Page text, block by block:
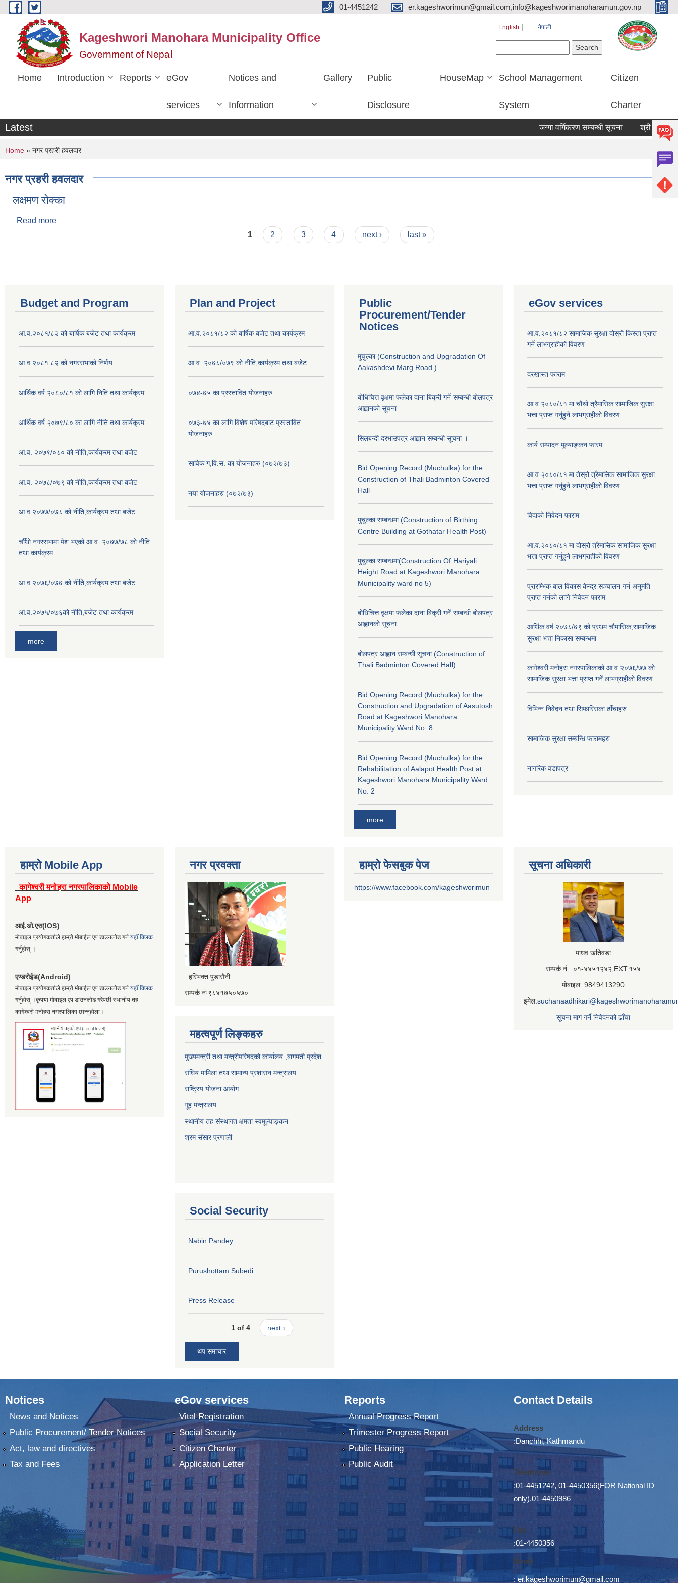
Skip to main content 01-4451242 er.kageshworimun@gmail.com,info@kageshworimanoharamun.gov.np
Kageshwori Manohara Municipality Office
Government of Nepal
English नेपाली
Home Introduction Reports eGov
services
Notices and
Information
Gallery Public
Disclosure
HouseMap School Management
System
Citizen
Charter
Latest जग्गा वर्गिकरण सम्बन्धी सूचना श्री सिद्दि गणेश
You are here
Home » नगर प्रहरी हवलदार
नगर प्रहरी हवलदार
लक्षमण रोक्का
Read more
1 2 3 4 next › last »
Budget and Program
आ.व.२०८१/८२ को बार्षिक बजेट तथा कार्यक्रम
आ.व.२०८१ ८२ को नगरसभाको निर्णय
आर्थिक वर्ष २०८०/८१ को लागि निति तथा कार्यक्रम
आर्थिक वर्ष २०७९/८० का लागि नीति तथा कार्यक्रम
आ.व. २०७९/०८० को नीति,कार्यक्रम तथा बजेट
आ.व. २०७८/०७९ को नीति,कार्यक्रम तथा बजेट
आ.व.२०७७/०७८ को नीति,कार्यक्रम तथा बजेट
चौँथो नगरसभामा पेश भएको आ.व. २०७७/७८ को नीति
तथा कार्यक्रम
आ.व २०७६/०७७ को नीति,कार्यक्रम तथा बजेट
आ.व.२०७५/०७६को नीति,बजेट तथा कार्यक्रम
more
Plan and Project
आ.व.२०८१/८२ को बार्षिक बजेट तथा कार्यक्रम
आ.व. २०७८/०७९ को नीति,कार्यक्रम तथा बजेट
०७४-७५ का प्रस्तावित योजनाहरु
०७३-७४ का लागि विशेष परिषदबाट प्रस्तावित
योजनाहरु
साविक ग,वि.स. का योजनाहरु (०७२/७३)
नया योजनाहरु (०७२/७३)
Public
Procurement/Tender
Notices
मुचुल्का (Construction and Upgradation Of
Aakashdevi Marg Road )
बोधिचित्त वृक्षमा फलेका दाना बिक्री गर्ने सम्बन्धी बोलपत्र
आह्वानको सूचना
सिलबन्दी दरभाउपत्र आह्वान सम्बन्धी सूचना ।
Bid Opening Record (Muchulka) for the
Construction of Thali Badminton Covered
Hall
मुचुल्का सम्बन्धमा (Construction of Birthing
Centre Building at Gothatar Health Post)
मुचुल्का सम्बन्धमा(Construction Of Hariyali
Height Road at Kageshwori Manohara
Municipality ward no 5)
बोधिचित्त वृक्षमा फलेका दाना बिक्री गर्ने सम्बन्धी बोलपत्र
आह्वानको सूचना
बोलपत्र आह्वान सम्बन्धी सूचना (Construction of
Thali Badminton Covered Hall)
Bid Opening Record (Muchulka) for the
Construction and Upgradation of Aasutosh
Road at Kageshwori Manohara
Municipality Ward No. 8
Bid Opening Record (Muchulka) for the
Rehabilitation of Aalapot Health Post at
Kageshwori Manohara Municipality Ward
No. 2
more
eGov services
आ.व.२०८१/८२ सामाजिक सुरक्षा दोस्रो किस्ता प्राप्त
गर्ने लाभग्राहीको विवरण
दरखास्त फाराम
आ.व.२०८०/८१ मा चौथो त्रैमासिक सामाजिक सुरक्षा
भत्ता प्राप्त गर्नुहुने लाभग्राहीको विवरण
कार्य सम्पादन मूल्याङ्कन फारम
आ.व.२०८०/८१ मा तेस्रो त्रैमासिक सामाजिक सुरक्षा
भत्ता प्राप्त गर्नुहुने लाभग्राहीको विवरण
विदाको निवेदन फाराम
आ.व.२०८०/८१ मा दोस्रो त्रैमासिक सामाजिक सुरक्षा
भत्ता प्राप्त गर्नुहुने लाभग्राहीको विवरण
प्रारम्भिक बाल विकास केन्द्र सञ्चालन गर्न अनुमति
प्राप्त गर्नको लागि निवेदन फाराम
आर्थिक वर्ष २०७८/७९ को प्रथम चौमासिक,सामाजिक
सुरक्षा भत्ता निकासा सम्बन्धमा
कागेश्वरी मनोहरा नगरपालिकाको आ.व.२०७६/७७ को
सामाजिक सुरक्षा भत्ता प्राप्त गर्ने लाभग्राहीको विवरण
विभिन्न निवेदन तथा सिफारिसका ढाँचाहरु
सामाजिक सुरक्षा सम्बन्धि फारामहरु
नागरिक वडापत्र
हाम्रो Mobile App
कागेश्वरी मनोहरा नगरपालिकाको Mobile
App
आई.ओ.एस(IOS)
मोबाइल प्रयोगकर्ताले हाम्रो मोबाईल एप डाउनलोड गर्न यहाँ क्लिक
गर्नुहोस् ।
एण्डरोईड(Android)
मोबाइल प्रयोगकर्ताले हाम्रो मोबाईल एप डाउनलोड गर्न यहाँ क्लिक
गर्नुहोस् ।कृपया मोबाइल एप डाउनलोड गरेपछी स्थानीय तह
कागेश्वरी मनोहरा नगरपालिका छान्नुहोला।
नगर प्रवक्ता
हरिभक्त पुडासैनी
सम्पर्क नंः९८४१७५०५७०
महत्वपूर्ण लिङ्कहरु
मुख्यमन्त्री तथा मन्त्रीपरिषदको कार्यालय ,बागमती प्रदेश
संघिय मामिला तथा सामान्य प्रशासन मन्त्रालय
राष्ट्रिय योजना आयोग
गूह मन्त्रालय
स्थानीय तह संस्थागत क्षमता स्वमूल्याङ्कन
श्रम संसार प्रणाली
Social Security
Nabin Pandey
Purushottam Subedi
Press Release
1 of 4 next ›
थप समाचार
हाम्रो फेसबुक पेज
https://www.facebook.com/kageshworimun
सूचना अधिकारी
माधव खतिवडा
सम्पर्क नं.: ०१-४४५१२४२,EXT:१५४
मोबाइल: 9849413290
इमेल:
सूचना माग गर्ने निवेदनको ढाँचा
Notices
News and Notices
Public Procurement/ Tender Notices
Act, law and directives
Tax and Fees
eGov services
Vital Registration
Social Security
Citizen Charter
Application Letter
Reports
Annual Progress Report
Trimester Progress Report
Public Hearing
Public Audit
Contact Details
Address
:Danchhi, Kathmandu
Telephone
:01-4451242, 01-4450356(FOR National ID
only),01-4450986
Fax
:01-4450356
Email
:er.kageshworimun@gmail.com